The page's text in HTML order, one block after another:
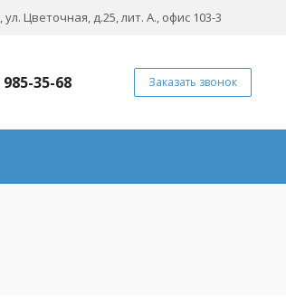
Цветочная, д.25, лит. А., офис 103-3
Заказать звонок
35-68